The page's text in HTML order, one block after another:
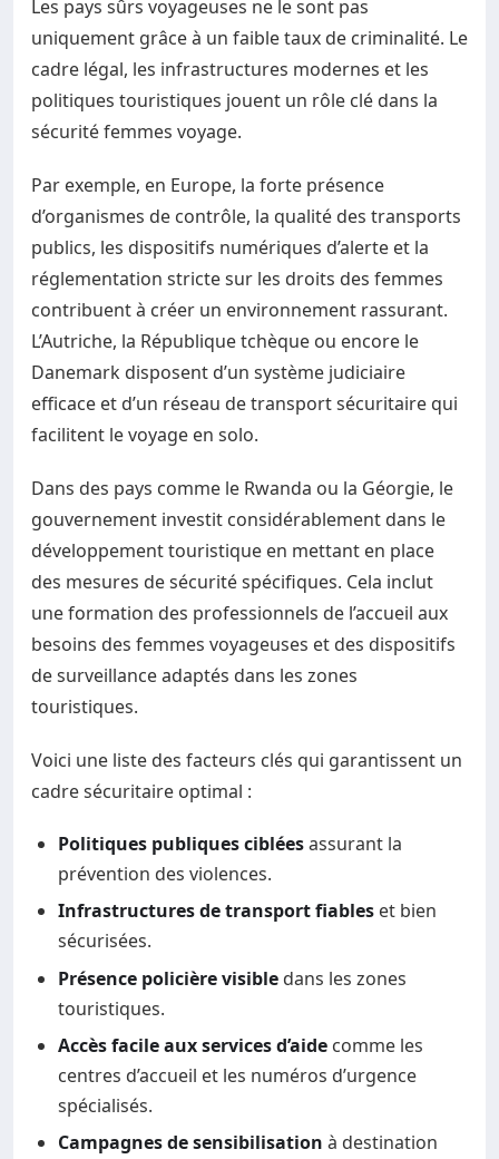
Les pays sûrs voyageuses ne le sont pas
uniquement grâce à un faible taux de criminalité. Le
cadre légal, les infrastructures modernes et les
politiques touristiques jouent un rôle clé dans la
sécurité femmes voyage.
Par exemple, en Europe, la forte présence
d’organismes de contrôle, la qualité des transports
publics, les dispositifs numériques d’alerte et la
réglementation stricte sur les droits des femmes
contribuent à créer un environnement rassurant.
L’Autriche, la République tchèque ou encore le
Danemark disposent d’un système judiciaire
efficace et d’un réseau de transport sécuritaire qui
facilitent le voyage en solo.
Dans des pays comme le Rwanda ou la Géorgie, le
gouvernement investit considérablement dans le
développement touristique en mettant en place
des mesures de sécurité spécifiques. Cela inclut
une formation des professionnels de l’accueil aux
besoins des femmes voyageuses et des dispositifs
de surveillance adaptés dans les zones
touristiques.
Voici une liste des facteurs clés qui garantissent un
cadre sécuritaire optimal :
Politiques publiques cibléesassurant la
prévention des violences.
Infrastructures de transport fiables et bien
sécurisées.
Présence policière visible dans les zones
touristiques.
Accès facile aux services d’aide comme les
centres d’accueil et les numéros d’urgence
spécialisés.
Campagnes de sensibilisation à destination